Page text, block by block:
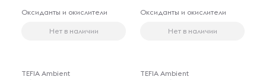
Оксиданты и окислители
Нет в наличии
Оксиданты и окислители
Нет в наличии
TEFIA Ambient
TEFIA Ambient